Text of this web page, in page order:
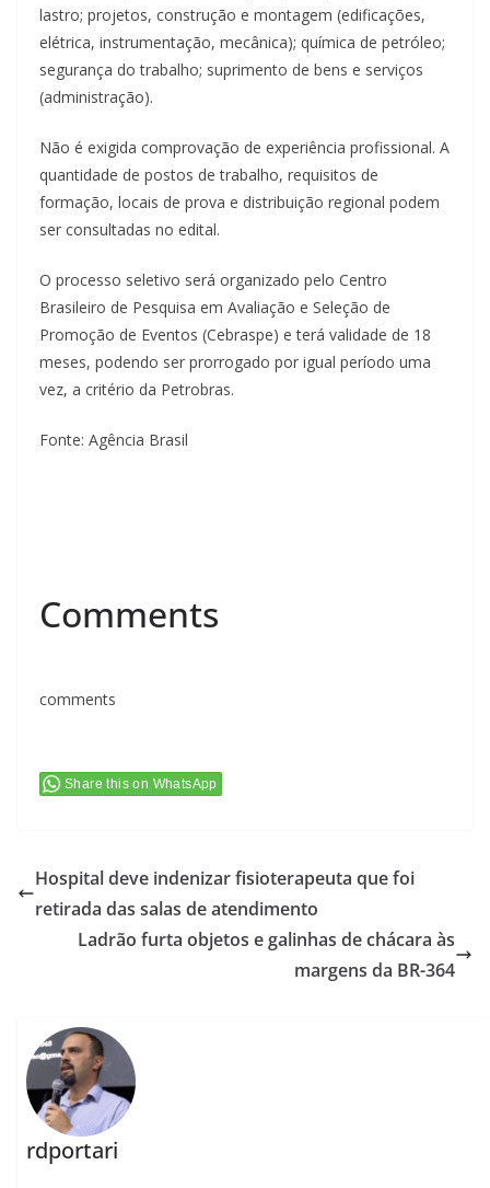
lastro; projetos, construção e montagem (edificações,
elétrica, instrumentação, mecânica); química de petróleo;
segurança do trabalho; suprimento de bens e serviços
(administração).
Não é exigida comprovação de experiência profissional. A
quantidade de postos de trabalho, requisitos de
formação, locais de prova e distribuição regional podem
ser consultadas no edital.
O processo seletivo será organizado pelo Centro
Brasileiro de Pesquisa em Avaliação e Seleção de
Promoção de Eventos (Cebraspe) e terá validade de 18
meses, podendo ser prorrogado por igual período uma
vez, a critério da Petrobras.
Fonte: Agência Brasil
Comments
comments
Share this on WhatsApp
Hospital deve indenizar fisioterapeuta que foi
retirada das salas de atendimento
Ladrão furta objetos e galinhas de chácara às
margens da BR-364
rdportari